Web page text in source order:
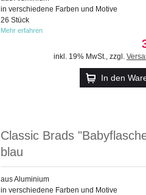
in verschiedene Farben und Motive
26 Stück
Mehr erfahren
inkl. 19% MwSt., zzgl.
In den
Classic Brads
blau
aus Aluminium
in verschiedene Farben und Motive